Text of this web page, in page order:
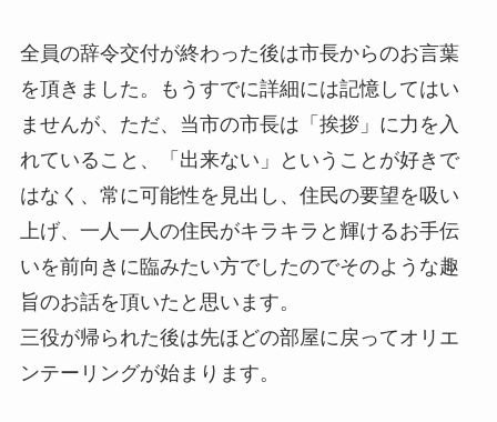
全員の辞令交付が終わった後は市長からのお言葉
を頂きました。もうすでに詳細には記憶してはい
ませんが、ただ、当市の市長は「挨拶」に力を入
れていること、「出来ない」ということが好きで
はなく、常に可能性を見出し、住民の要望を吸い
上げ、一人一人の住民がキラキラと輝けるお手伝
いを前向きに臨みたい方でしたのでそのような趣
旨のお話を頂いたと思います。
三役が帰られた後は先ほどの部屋に戻ってオリエ
ンテーリングが始まります。